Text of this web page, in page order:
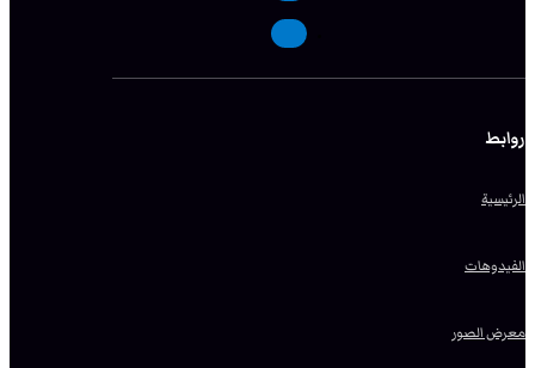
روابط
الرئيسية
الفيدوهات
معرض الصور